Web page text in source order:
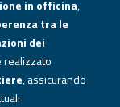
in officina,
tra le
dei
realizzato
, assicurando